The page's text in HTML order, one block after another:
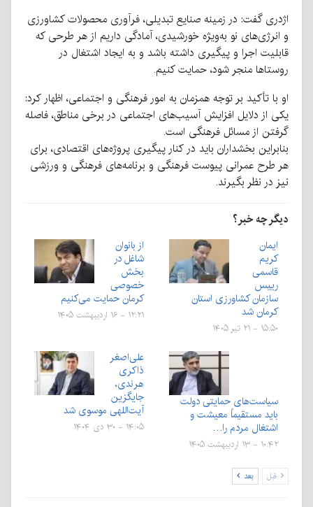
اژدری گفت: در زمینه صنایع تبدیلی، فرآوری محصولات کشاورزی
و انرژی‌های نو به‌ویژه خورشیدی، آمادگی داریم از هر طرحی که
قابلیت اجرا و پیگیری داشته باشد و به ایجاد اشتغال در
روستاها منجر شود، حمایت کنیم.
او با تأکید بر توجه همزمان به امور فرهنگی و اجتماعی، اظهار کرد:
یکی از دلایل افزایش آسیب‌های اجتماعی در برخی مناطق، فاصله
گرفتن از مسائل فرهنگی است.
بنابراین بخشداران باید در کنار پیگیری پروژه‌های اقتصادی، برای
هر طرح عمرانی پیوست فرهنگی و برنامه‌های فرهنگی و ورزشی
نیز در نظر بگیرند.
دیگر چه خبر؟
ایمان
کریم
قاسمی
رییس
سازمان کشاورزی استان
کرمان شد
۱۵:۵۰ - ۲۱ تیر ۱۴۰۵
از بانوان
شاغل در
بخش
خصوصی
کرمان حمایت می‌کنیم
۱۲:۲۱ - ۱۶ اردیبهشت ۱۴۰۵
سیاست‌های حمایتی دولت
باید مستقیماً معیشت و
اشتغال مردم را…
۱۰:۴۲ - ۱۳ اردیبهشت ۱۴۰۵
علی‌اصغر
ذاکری
هرندی،
جایگزین
آیت‌اللهی موسوی شد
۱۴:۰۵ - ۳۰ دی ۱۴۰۴
قبل بعد